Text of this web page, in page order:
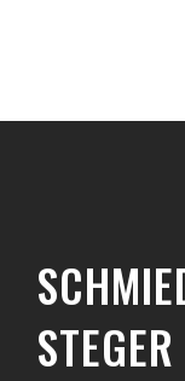
STEGER